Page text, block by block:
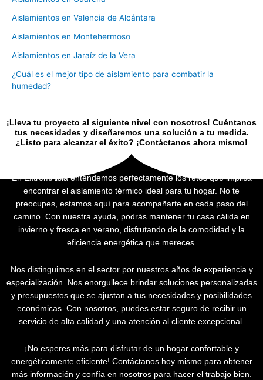
Aislamientos en Valencia de Alcántara
Aislamientos en Montehermoso
Aislamientos en Jaraíz de la Vera
¿Cuál es el mejor tipo de aislamiento para combatir la
humedad?
¡Lleva tu proyecto al siguiente nivel con nosotros! Cuéntanos
tus necesidades y diseñaremos una solución a tu medida.
¿Listo para alcanzar el éxito? ¡Contáctanos ahora mismo!
En ExtremAisla entendemos perfectamente los retos que implica
encontrar el aislamiento térmico ideal para tu hogar. No te
preocupes, estamos aquí para acompañarte en cada paso del
camino. Con nuestra ayuda, podrás mantener tu casa cálida en
invierno y fresca en verano, disfrutando de la comodidad y la
eficiencia energética que mereces.
Nos distinguimos en el sector por nuestros años de experiencia y
especialización. Nos enorgullece brindar soluciones personalizadas
y presupuestos que se ajustan a tus necesidades y posibilidades
económicas. Con nosotros, puedes estar seguro de recibir un
servicio de alta calidad y una atención al cliente excepcional.
¡No esperes más para disfrutar de un hogar confortable y
energéticamente eficiente! Contáctanos hoy mismo para obtener
más información y confía en nosotros para hacer el trabajo bien.